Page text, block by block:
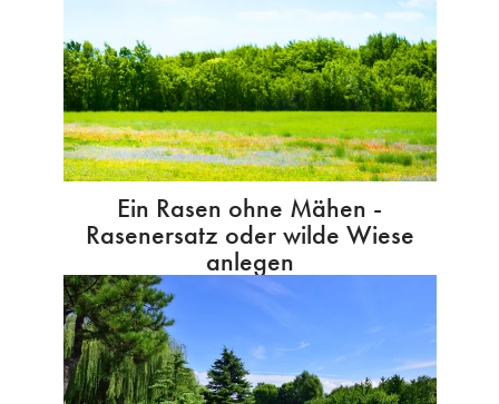
Ein Rasen ohne Mähen -
Rasenersatz oder wilde Wiese
anlegen